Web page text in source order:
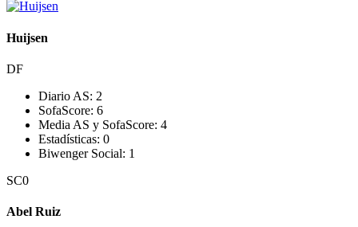
Huijsen
DF
Diario AS: 2
SofaScore: 6
Media AS y SofaScore: 4
Estadísticas: 0
Biwenger Social: 1
SC0
Abel Ruiz